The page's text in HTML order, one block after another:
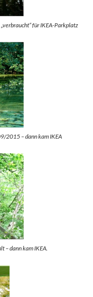
für IKEA-Parkplatz
2015 – dann kam IKEA
– dann kam IKEA.